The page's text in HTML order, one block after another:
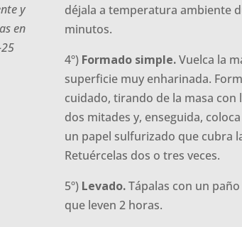
y
en
déjala a temperatura ambiente
minutos.
4º) Formado simple.Vuelca la
superficie muy enharinada.
cuidado, tirando de la masa con
dos mitades y, enseguida,
un papel sulfurizado que cubra
Retuércelas dos o tres veces.
5º) Levado.Tápalas con un
que leven 2 horas.